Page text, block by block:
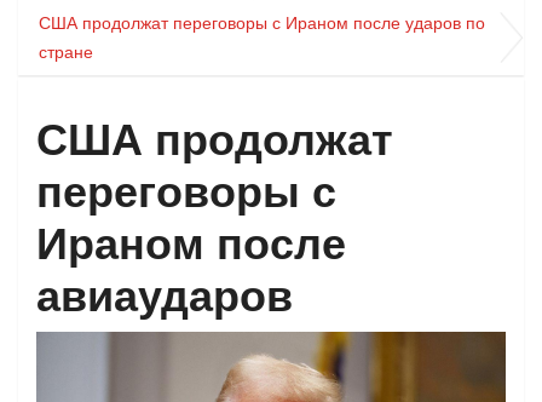
США продолжат переговоры с Ираном после ударов по
стране
США продолжат
переговоры с
Ираном после
авиаударов